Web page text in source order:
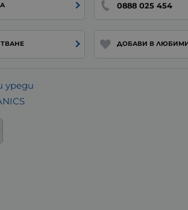
0888 025 454
ДОБАВИ В
уреди